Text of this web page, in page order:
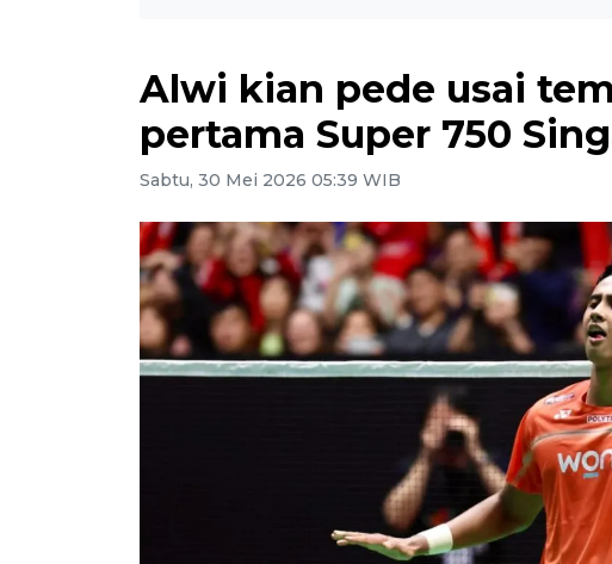
Alwi kian pede usai
pertama Super 750
Sabtu, 30 Mei 2026 05:39 WIB